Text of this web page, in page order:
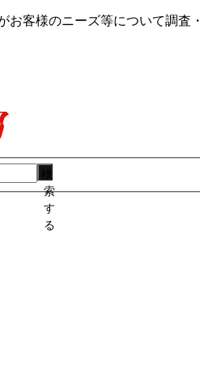
お客様のニーズ等について調
索
す
る